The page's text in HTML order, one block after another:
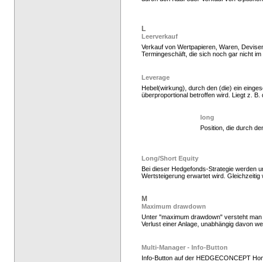
L
Leerverkauf
Verkauf von Wertpapieren, Waren,
Termingeschäft, die sich noch gar nicht
Leverage
Hebel(wirkung), durch den (die) ein
überproportional betroffen wird. Liegt z. B.
long
Position, die durch
Long/Short Equity
Bei dieser Hedgefonds-Strategie werden
Wertsteigerung erwartet wird. Gleichzeitig
M
Maximum drawdown
Unter "maximum drawdown" versteht
Verlust einer Anlage, unabhängig davon
Multi-Manager - Info-Button
Info-Button auf der HEDGECONCEPT